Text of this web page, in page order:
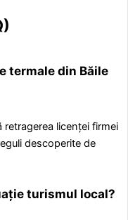
termale din Băile
licenței firmei
descoperite de
turismul local?